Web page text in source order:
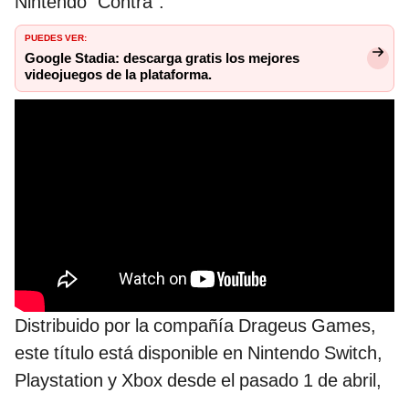
PUEDES VER:
Google Stadia: descarga gratis los mejores
videojuegos de la plataforma.
Distribuido por la compañía Drageus Games,
este título está disponible en Nintendo Switch,
Playstation y Xbox desde el pasado 1 de abril,